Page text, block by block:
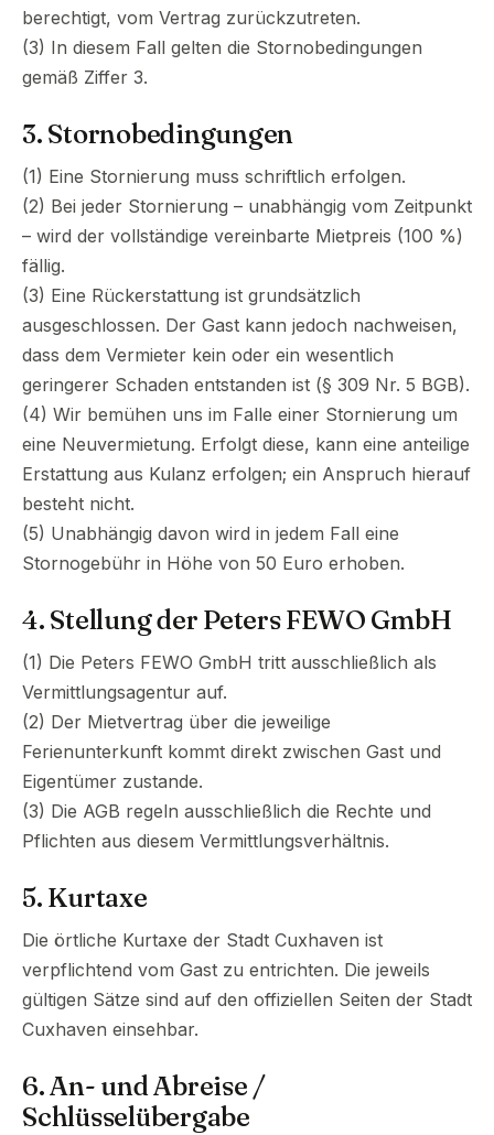
berechtigt, vom Vertrag zurückzutreten.
(3) In diesem Fall gelten die Stornobedingungen
gemäß Ziffer 3.
3. Stornobedingungen
(1) Eine Stornierung muss schriftlich erfolgen.
(2) Bei jeder Stornierung – unabhängig vom Zeitpunkt
– wird der vollständige vereinbarte Mietpreis (100 %)
fällig.
(3) Eine Rückerstattung ist grundsätzlich
ausgeschlossen. Der Gast kann jedoch nachweisen,
dass dem Vermieter kein oder ein wesentlich
geringerer Schaden entstanden ist (§ 309 Nr. 5 BGB).
(4) Wir bemühen uns im Falle einer Stornierung um
eine Neuvermietung. Erfolgt diese, kann eine anteilige
Erstattung aus Kulanz erfolgen; ein Anspruch hierauf
besteht nicht.
(5) Unabhängig davon wird in jedem Fall eine
Stornogebühr in Höhe von 50 Euro erhoben.
4. Stellung der Peters FEWO GmbH
(1) Die Peters FEWO GmbH tritt ausschließlich als
Vermittlungsagentur auf.
(2) Der Mietvertrag über die jeweilige
Ferienunterkunft kommt direkt zwischen Gast und
Eigentümer zustande.
(3) Die AGB regeln ausschließlich die Rechte und
Pflichten aus diesem Vermittlungsverhältnis.
5. Kurtaxe
Die örtliche Kurtaxe der Stadt Cuxhaven ist
verpflichtend vom Gast zu entrichten. Die jeweils
gültigen Sätze sind auf den offiziellen Seiten der Stadt
Cuxhaven einsehbar.
6. An- und Abreise /
Schlüsselübergabe